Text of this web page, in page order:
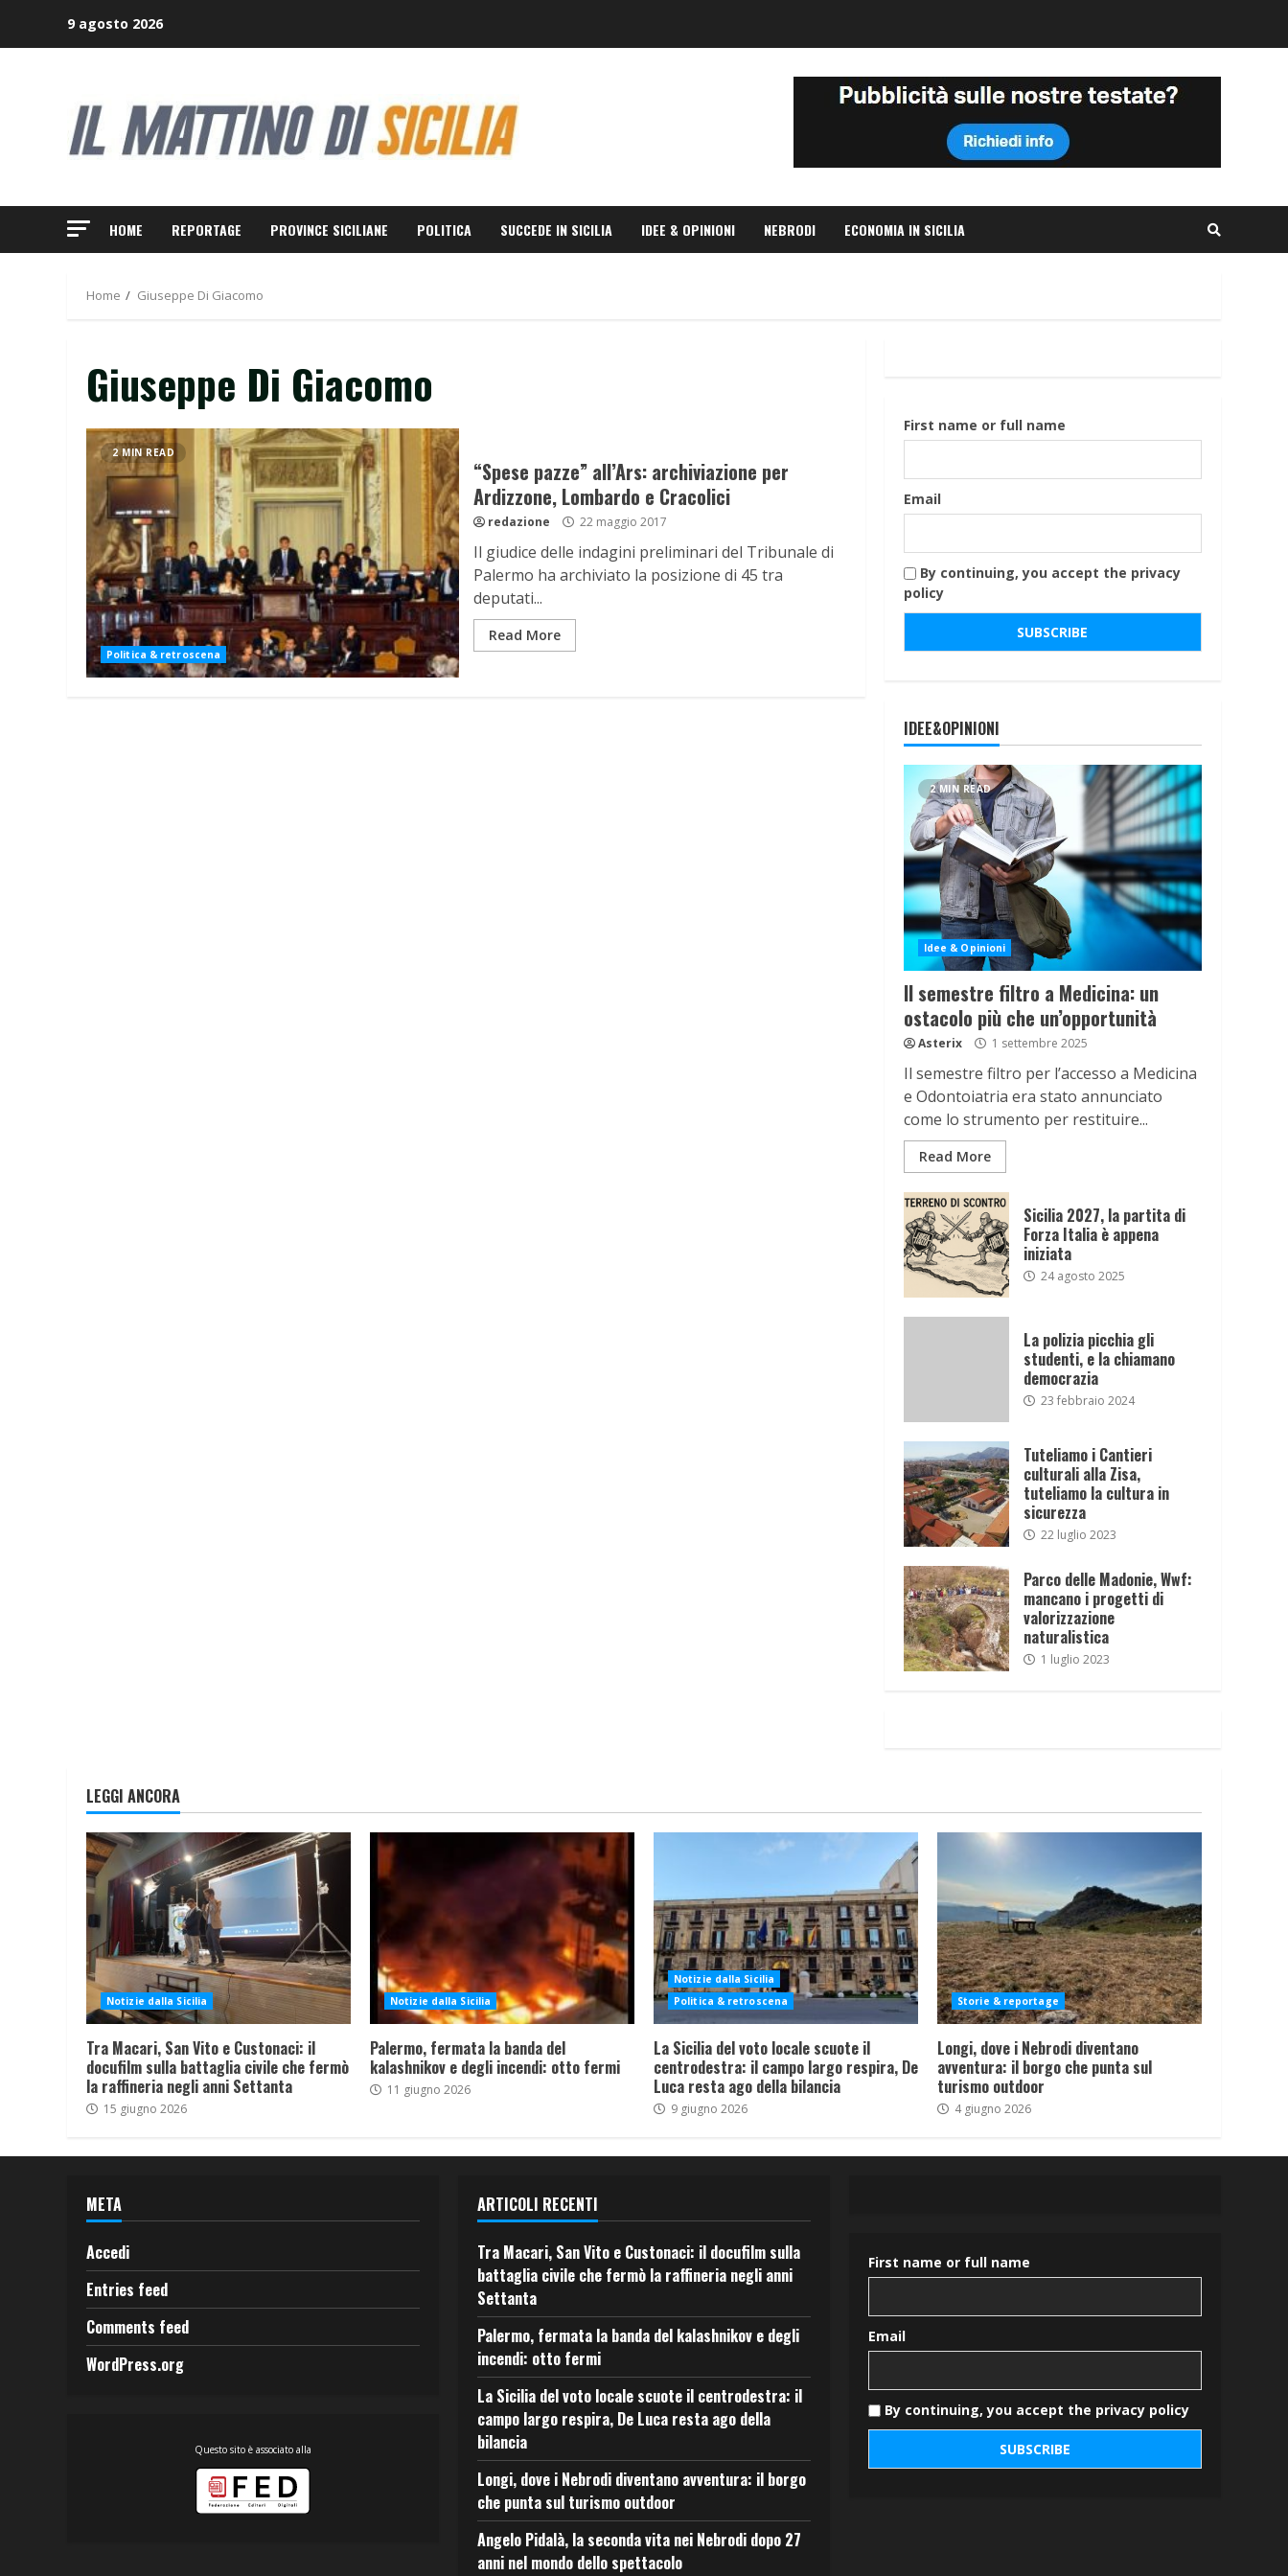
9 agosto 2026
HOME REPORTAGE PROVINCE SICILIANE POLITICA SUCCEDE IN SICILIA IDEE & OPINIONI NEBRODI ECONOMIA IN SICILIA
Home Giuseppe Di Giacomo
Giuseppe Di Giacomo
2 MIN READ
Politica & retroscena
“Spese pazze” all’Ars: archiviazione per
Ardizzone, Lombardo e Cracolici
redazione 22 maggio 2017
Il giudice delle indagini preliminari del Tribunale di
Palermo ha archiviato la posizione di 45 tra
deputati...
Read More
First name or full name
Email
By continuing, you accept the privacy
policy
IDEE&OPINIONI
2 MIN READ
Idee & Opinioni
Il semestre filtro a Medicina: un
ostacolo più che un’opportunità
Asterix 1 settembre 2025
Il semestre filtro per l’accesso a Medicina
e Odontoiatria era stato annunciato
come lo strumento per restituire...
Read More
Sicilia 2027, la partita di
Forza Italia è appena
iniziata
24 agosto 2025
La polizia picchia gli
studenti, e la chiamano
democrazia
23 febbraio 2024
Tuteliamo i Cantieri
culturali alla Zisa,
tuteliamo la cultura in
sicurezza
22 luglio 2023
Parco delle Madonie, Wwf:
mancano i progetti di
valorizzazione
naturalistica
1 luglio 2023
LEGGI ANCORA
Notizie dalla Sicilia
Tra Macari, San Vito e Custonaci: il
docufilm sulla battaglia civile che fermò
la raffineria negli anni Settanta
15 giugno 2026
Notizie dalla Sicilia
Palermo, fermata la banda del
kalashnikov e degli incendi: otto fermi
11 giugno 2026
Notizie dalla Sicilia
Politica & retroscena
La Sicilia del voto locale scuote il
centrodestra: il campo largo respira, De
Luca resta ago della bilancia
9 giugno 2026
Storie & reportage
Longi, dove i Nebrodi diventano
avventura: il borgo che punta sul
turismo outdoor
4 giugno 2026
META
Accedi
Entries feed
Comments feed
WordPress.org
Questo sito è associato alla
ARTICOLI RECENTI
Tra Macari, San Vito e Custonaci: il docufilm sulla
battaglia civile che fermò la raffineria negli anni
Settanta
Palermo, fermata la banda del kalashnikov e degli
incendi: otto fermi
La Sicilia del voto locale scuote il centrodestra: il
campo largo respira, De Luca resta ago della
bilancia
Longi, dove i Nebrodi diventano avventura: il borgo
che punta sul turismo outdoor
Angelo Pidalà, la seconda vita nei Nebrodi dopo 27
anni nel mondo dello spettacolo
First name or full name
Email
By continuing, you accept the privacy policy